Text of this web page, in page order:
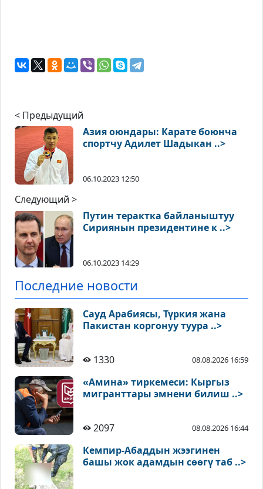
< Предыдущий
Азия оюндары: Карате боюнча
спортчу Адилет Шадыкан ..>
06.10.2023 12:50
Следующий >
Путин терактка байланыштуу
Сириянын президентине к ..>
06.10.2023 14:29
Последние новости
Сауд Арабиясы, Түркия жана
Пакистан коргонуу туура ..>
1330 08.08.2026 16:59
«Амина» тиркемеси: Кыргыз
мигранттары эмнени билиш ..>
2097 08.08.2026 16:44
Кемпир-Абаддын жээгинен
башы жок адамдын сөөгү таб ..>